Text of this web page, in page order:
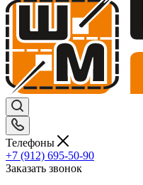
Телефоны
+7 (912) 695-50-90
Заказать звонок